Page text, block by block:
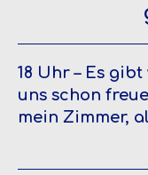
18 Uhr – Es
uns schon
mein Zimmer,